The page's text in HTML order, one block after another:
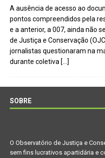
A ausência de acesso ao
pontos compreendidos pela
e a anterior, a 007, ainda não
de Justiça e Conservação
jornalistas questionaram na
durante coletiva […]
SOBRE
O Observatório de Justiça e
sem fins lucrativos apartidária e